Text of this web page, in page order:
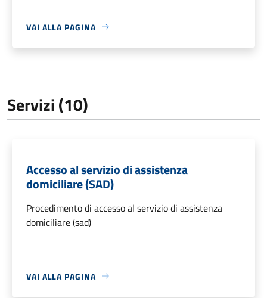
VAI ALLA PAGINA
Servizi (10)
Accesso al servizio di assistenza
domiciliare (SAD)
Procedimento di accesso al servizio di assistenza
domiciliare (sad)
VAI ALLA PAGINA